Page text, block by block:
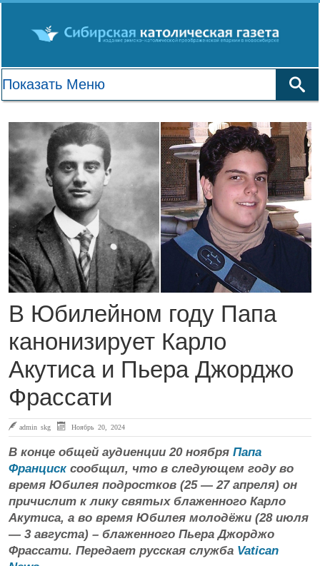
В Юбилейном году Папа
канонизирует Карло
Акутиса и Пьера Джорджо
Фрассати
admin skg Ноябрь 20, 2024
В конце общей аудиенции 20 ноября Папа
Франциск сообщил, что в следующем году во
время Юбилея подростков (25 — 27 апреля) он
причислит к лику святых блаженного Карло
Акутиса, а во время Юбилея молодёжи (28 июля
— 3 августа) – блаженного Пьера Джорджо
Фрассати. Передает русская служба Vatican